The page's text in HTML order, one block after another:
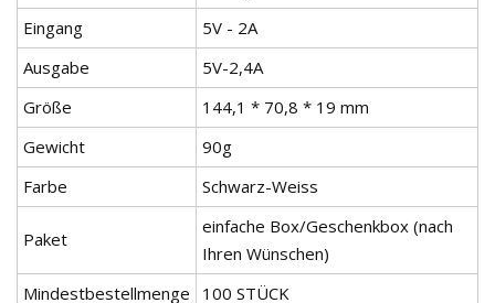
Eingang
5V - 2A
Ausgabe
5V-2,4A
Größe
144,1 * 70,8 * 19 mm
Gewicht
90g
Farbe
Schwarz-Weiss
Paket
einfache Box/Geschenkbox (nach
Ihren Wünschen)
Mindestbestellmenge
100 STÜCK